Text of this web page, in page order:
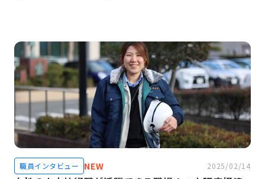
職員インタビュー NEW 2025/02/14